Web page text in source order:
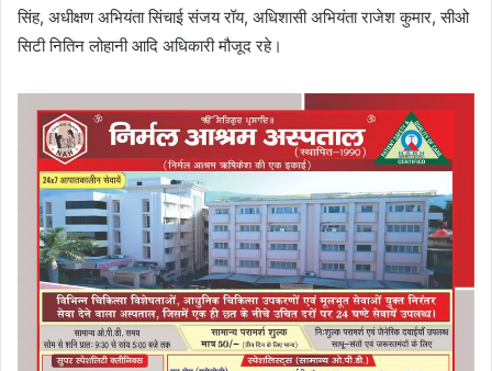
सिंह, अधीक्षण अभियंता सिंचाई संजय रॉय, अधिशासी अभियंता राजेश कुमार, सीओ
सिटी नितिन लोहानी आदि अधिकारी मौजूद रहे।